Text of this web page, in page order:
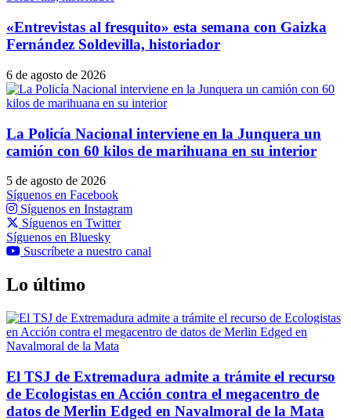
«Entrevistas al fresquito» esta semana con Gaizka
Fernández Soldevilla, historiador
6 de agosto de 2026
La Policía Nacional interviene en la Junquera un
camión con 60 kilos de marihuana en su interior
5 de agosto de 2026
Síguenos en Facebook
Síguenos en Instagram
Síguenos en Twitter
Síguenos en Bluesky
Suscríbete a nuestro canal
Lo último
El TSJ de Extremadura admite a trámite el recurso
de Ecologistas en Acción contra el megacentro de
datos de Merlin Edged en Navalmoral de la Mata